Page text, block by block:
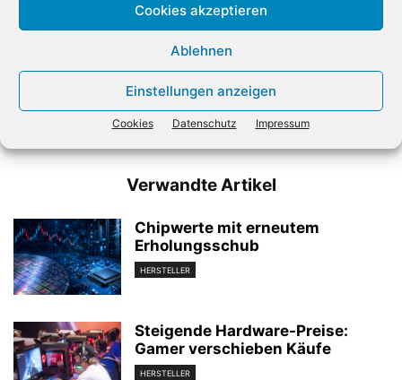
Cookies akzeptieren
Ablehnen
Einstellungen anzeigen
Cookies Datenschutz Impressum
Vorheriger Artikel
ADN macht digitalen Check-
up für Bochumer Betriebe
Nächster Artikel
Umfrage: Jeder zehnte
Online-Kauf wird
zurückgeschickt
Verwandte Artikel
Chipwerte mit erneutem
Erholungsschub
HERSTELLER
Steigende Hardware-Preise:
Gamer verschieben Käufe
HERSTELLER